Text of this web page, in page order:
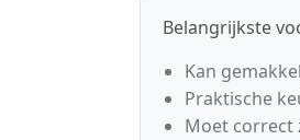
Belangrijkste
Kan
Praktische
Moet correct